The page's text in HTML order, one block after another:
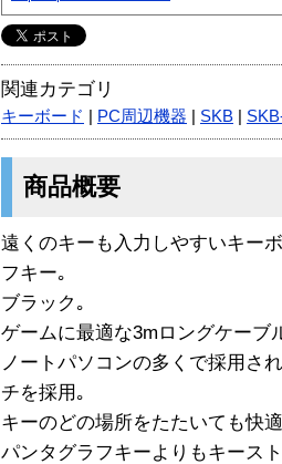
関連カテゴリ
キーボード PC周辺機器 SKB
商品概要
遠くのキーも入力しやすいキー
フキー｡
ブラック｡
ゲームに最適な3mロングケーブ
ノートパソコンの多くで採用さ
チを採用｡
キーのどの場所をたたいても快
パンタグラフキーよりもキース